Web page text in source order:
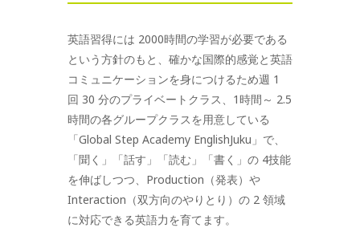
英語習得には 2000時間の学習が必要である
という方針のもと、確かな国際的感覚と英語
コミュニケーションを身につけるため週 1
回 30 分のプライベートクラス、1時間～ 2.5
時間の各グループクラスを用意している
「Global Step Academy EnglishJuku」で、
「聞く」「話す」「読む」「書く」の 4技能
を伸ばしつつ、Production（発表）や
Interaction（双方向のやりとり）の 2 領域
に対応できる英語力を育てます。